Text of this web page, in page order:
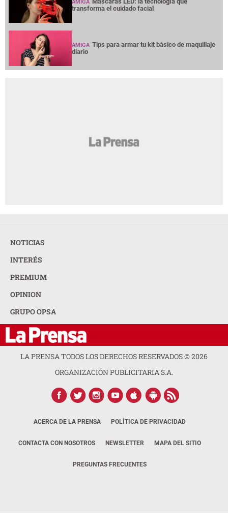
AMIGA
transforma el cuidado facial
AMIGA Tips para armar tu kit básico de maquillaje
diario
NOTICIAS
INTERÉS
PREMIUM
OPINION
GRUPO OPSA
LA PRENSA TODOS LOS DERECHOS RESERVADOS ©2026
ORGANIZACIÓN PUBLICITARIA S.A.
ACERCA DE LA PRENSA POLÍTICA DE PRIVACIDAD
CONTACTA CON NOSOTROS NEWSLETTER MAPA DEL SITIO
PREGUNTAS FRECUENTES